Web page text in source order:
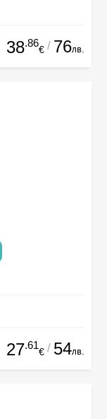
38.86
€ / 76лв.
27.61
€ / 54лв.